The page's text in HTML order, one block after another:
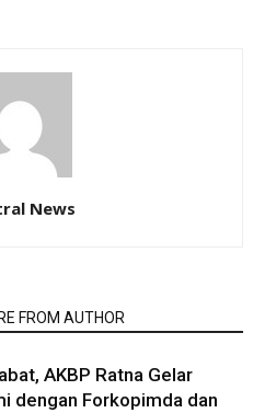
News
FROM AUTHOR
AKBP Ratna Gelar
dengan Forkopimda dan